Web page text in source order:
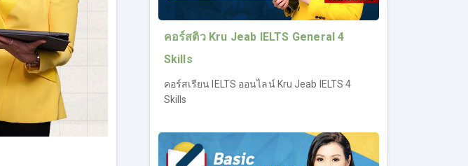
คอร์สติว Kru Jeab IELTS General 4
Skills
คอร์สเรียน IELTS ออนไลน์ Kru Jeab IELTS 4
Skills